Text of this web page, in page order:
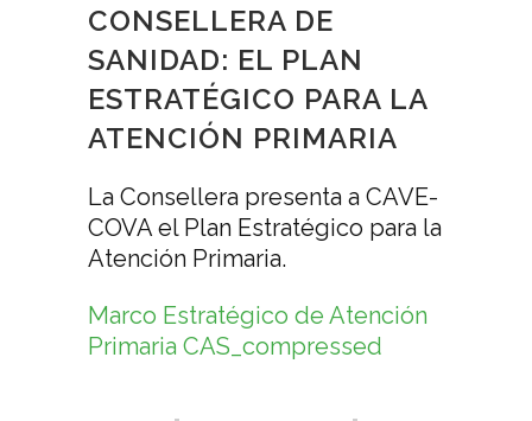
CONSELLERA DE
SANIDAD: EL PLAN
ESTRATÉGICO PARA LA
ATENCIÓN PRIMARIA
La Consellera presenta a CAVE-
COVA el Plan Estratégico para la
Atención Primaria.
Marco Estratégico de Atención
Primaria CAS_compressed